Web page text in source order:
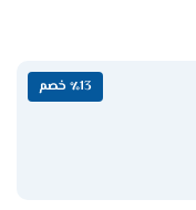
٪13 خصم